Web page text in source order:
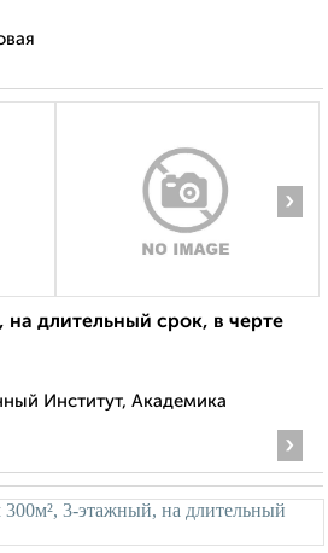
›
длительный срок, в черте
Институт, Академика
›